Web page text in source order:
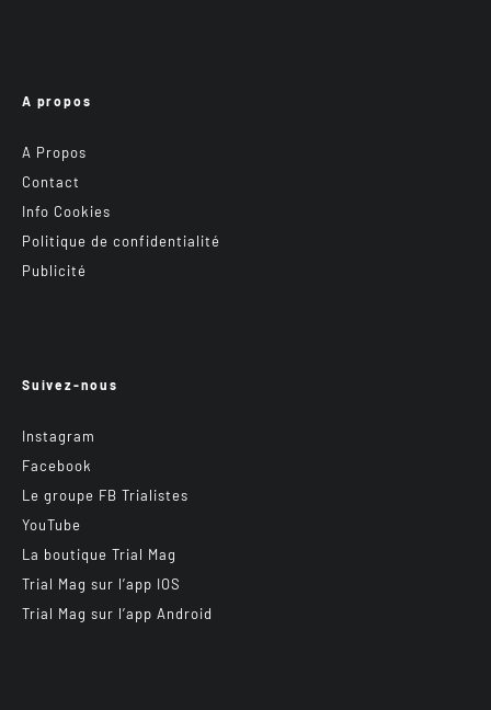
A propos
A Propos
Contact
Info Cookies
Politique de confidentialité
Publicité
Suivez-nous
Instagram
Facebook
Le groupe FB Trialistes
YouTube
La boutique Trial Mag
Trial Mag sur l’app IOS
Trial Mag sur l’app Android